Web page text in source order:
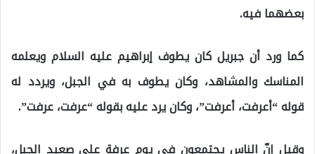
بعضهما فيه.
كما ورد أن جبريل كان يطوف إبراهيم عليه السلام ويعلمه
المناسك والمشاهد، وكان يطوف به في الجبل، ويردد له
قوله “أعرفت، أعرفت”، وكان يرد عليه بقوله “عرفت، عرفت”.
وقيل إنّ الناس يجتمعون في يوم عرفة على صعيد الجبل،